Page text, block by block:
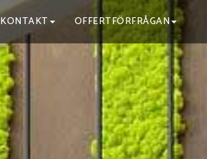
KONTAKT OFFERTFÖRFRÅGAN